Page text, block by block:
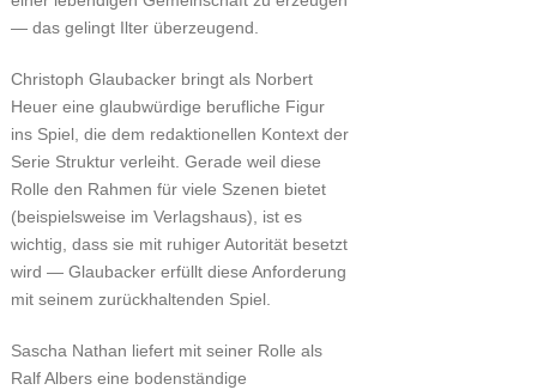
— das gelingt Ilter überzeugend.
Christoph Glaubacker bringt als Norbert
Heuer eine glaubwürdige berufliche Figur
ins Spiel, die dem redaktionellen Kontext der
Serie Struktur verleiht. Gerade weil diese
Rolle den Rahmen für viele Szenen bietet
(beispielsweise im Verlagshaus), ist es
wichtig, dass sie mit ruhiger Autorität besetzt
wird — Glaubacker erfüllt diese Anforderung
mit seinem zurückhaltenden Spiel.
Sascha Nathan liefert mit seiner Rolle als
Ralf Albers eine bodenständige